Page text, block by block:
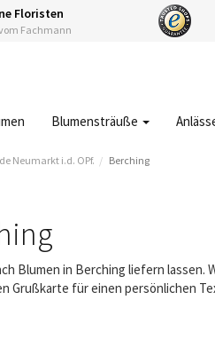
Floristen
Fachmann
Blumensträuße
Neumarkt i.d. OPf. Berching
Blumen in Berching liefern
Grußkarte für einen persönlichen